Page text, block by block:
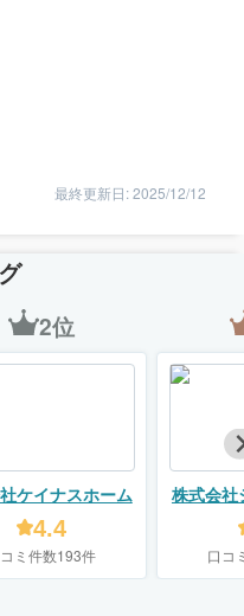
最終更新日: 2025/12/12
2位
ケイナスホーム
4.4
ミ件数193件
株式会社
口コ